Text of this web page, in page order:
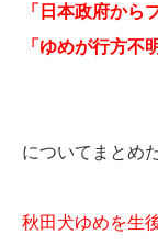
「日本政府から
「ゆめが行方不
についてまとめ
秋田犬ゆめを生